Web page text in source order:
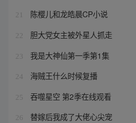
21 陈樱儿和龙皓晨CP小说
22 胆大党女主被外星人抓走
23 我是大神仙第一季第1集
24 海贼王什么时候复播
25 吞噬星空 第2季在线观看
26 替嫁后我成了大佬心尖宠